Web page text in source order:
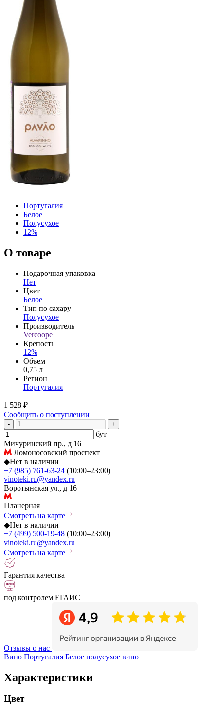
Португалия
Белое
Полусухое
12%
О товаре
Подарочная упаковка
Нет
Цвет
Белое
Тип по сахару
Полусухое
Производитель
Vercoope
Крепость
12%
Объем
0,75 л
Регион
Португалия
1 528 ₽
Сообщить о поступлении
- +
бут
Мичуринский пр., д 16
Ломоносовский проспект
◆Нет в наличии
+7 (985) 761-63-24 (10:00–23:00)
vinoteki.ru@yandex.ru
Воротынская ул., д 16
Планерная
Смотреть на карте
◆Нет в наличии
+7 (499) 500-19-48 (10:00–23:00)
vinoteki.ru@yandex.ru
Смотреть на карте
Гарантия качества
под контролем ЕГАИС
Отзывы о нас
Вино Португалия Белое полусухое вино
Характеристики
Цвет